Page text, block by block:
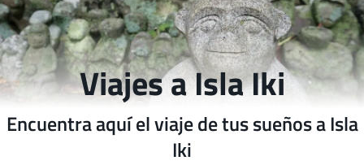
Viajes a Isla Iki
Encuentra aquí el viaje de tus sueños a Isla
Iki